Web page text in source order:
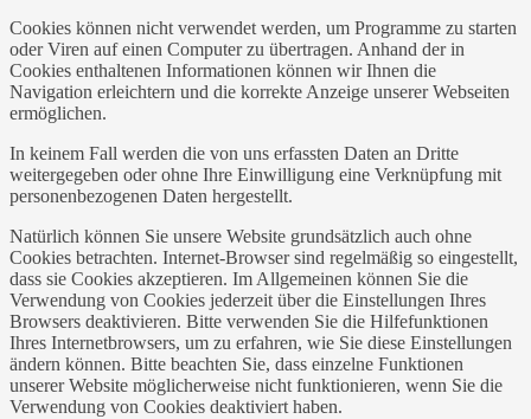
Cookies können nicht verwendet werden, um Programme zu starten
oder Viren auf einen Computer zu übertragen. Anhand der in
Cookies enthaltenen Informationen können wir Ihnen die
Navigation erleichtern und die korrekte Anzeige unserer Webseiten
ermöglichen.
In keinem Fall werden die von uns erfassten Daten an Dritte
weitergegeben oder ohne Ihre Einwilligung eine Verknüpfung mit
personenbezogenen Daten hergestellt.
Natürlich können Sie unsere Website grundsätzlich auch ohne
Cookies betrachten. Internet-Browser sind regelmäßig so eingestellt,
dass sie Cookies akzeptieren. Im Allgemeinen können Sie die
Verwendung von Cookies jederzeit über die Einstellungen Ihres
Browsers deaktivieren. Bitte verwenden Sie die Hilfefunktionen
Ihres Internetbrowsers, um zu erfahren, wie Sie diese Einstellungen
ändern können. Bitte beachten Sie, dass einzelne Funktionen
unserer Website möglicherweise nicht funktionieren, wenn Sie die
Verwendung von Cookies deaktiviert haben.